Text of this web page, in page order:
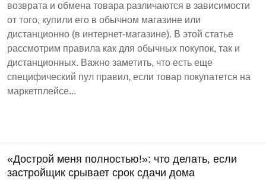
возврата и обмена товара различаются в зависимости
от того, купили его в обычном магазине или
дистанционно (в интернет-магазине). В этой статье
рассмотрим правила как для обычных покупок, так и
дистанционных. Важно заметить, что есть еще
специфический пул правил, если товар покупатется на
маркетплейсе...
«Дострой меня полностью!»: что делать, если
застройщик срывает срок сдачи дома